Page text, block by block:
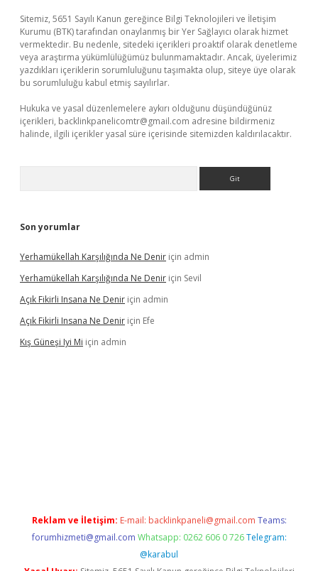
Sitemiz, 5651 Sayılı Kanun gereğince Bilgi Teknolojileri ve İletişim
Kurumu (BTK) tarafından onaylanmış bir Yer Sağlayıcı olarak hizmet
vermektedir. Bu nedenle, sitedeki içerikleri proaktif olarak denetleme
veya araştırma yükümlülüğümüz bulunmamaktadır. Ancak, üyelerimiz
yazdıkları içeriklerin sorumluluğunu taşımakta olup, siteye üye olarak
bu sorumluluğu kabul etmiş sayılırlar.
Hukuka ve yasal düzenlemelere aykırı olduğunu düşündüğünüz
içerikleri, backlinkpanelicomtr@gmail.com adresine bildirmeniz
halinde, ilgili içerikler yasal süre içerisinde sitemizden kaldırılacaktır.
Son yorumlar
Yerhamükellah Karşılığında Ne Denir için admin
Yerhamükellah Karşılığında Ne Denir için Sevil
Açık Fikirli Insana Ne Denir için admin
Açık Fikirli Insana Ne Denir için Efe
Kış Güneşi Iyi Mi için admin
Reklam ve İletişim: E-mail: backlinkpaneli@gmail.com Teams:
forumhizmeti@gmail.com Whatsapp: 0262 606 0 726 Telegram:
@karabul